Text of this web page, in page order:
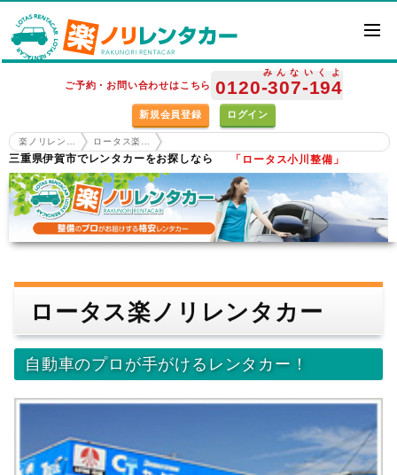
ご予約・お問い合わせはこちら 0120-307
みんな
-194
いくよ
新規会員登録 ログイン
楽ノリレンタカー ホーム ロータス楽ノリレンタカー
三重県伊賀市でレンタカーをお探しなら 「ロータス小川整備」
ロータス楽ノリレンタカー
自動車のプロが手がけるレンタカー！